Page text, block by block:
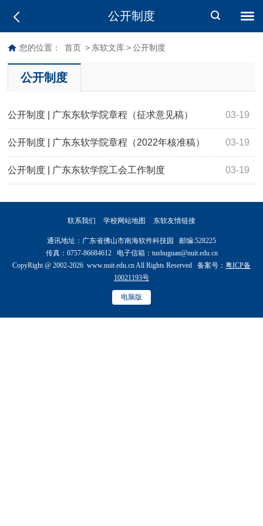
公开制度
您的位置： 首页 > 东软文库 > 公开制度
公开制度
03-19
公开制度 | 广东东软学院章程（征求意见稿）
03-19
公开制度 | 广东东软学院章程（2022年核准稿）
03-19
公开制度 | 广东东软学院工会工作制度
联系我们 学校网站地图 东软友情链接
通讯地址：广东省佛山市南海软件科技园 邮编:528225
传真：0757-86684612 电子信箱：tushuguan@nuit.edu.cn
CopyRight @ 2002-2026 www.nuit.edu.cn All Rights Reserved 备案号： 粤ICP备
10021193号
电脑版